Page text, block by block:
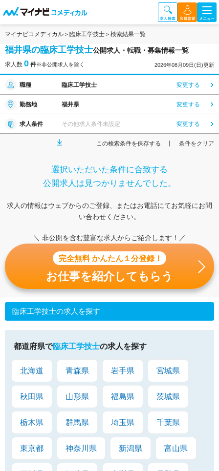
マイナビコメディカル 臨床工学技士 検索結果一覧
福井県の臨床工学技士公開求人・転職・募集情報一覧
求人数 0 件※非公開求人を除く 2026年08月09日(日)更新
職種 臨床工学技士 変更する
勤務地 福井県 変更する
求人条件 その他求人条件未設定 変更する
この検索条件を保存する 条件をクリア
選択いただいた条件に合致する
公開求人は見つかりませんでした。
求人の情報はウェブからのご登録、またはお電話にてお気軽にお問
い合わせください。
＼ 非公開を含む豊富な求人からご紹介します！／
完全無料 かんたん１分登録！
お仕事を紹介してもらう
臨床工学技士の求人を探す
都道府県で臨床工学技士の求人を探す
北海道 青森県 岩手県 宮城県
秋田県 山形県 福島県 茨城県
栃木県 群馬県 埼玉県 千葉県
東京都 神奈川県 新潟県 富山県